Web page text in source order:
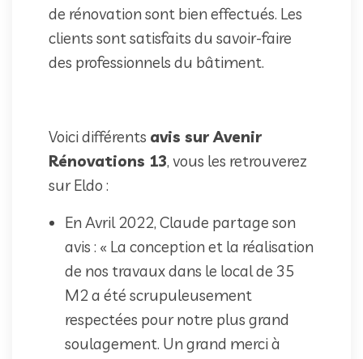
de rénovation sont bien effectués. Les
clients sont satisfaits du savoir-faire
des professionnels du bâtiment.
Voici différents avis sur Avenir
Rénovations 13, vous les retrouverez
sur Eldo :
En Avril 2022, Claude partage son
avis : « La conception et la réalisation
de nos travaux dans le local de 35
M2 a été scrupuleusement
respectées pour notre plus grand
soulagement. Un grand merci à